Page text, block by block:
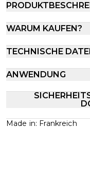
WARUM KAUFEN?
TECHNISCHE
ANWENDUNG
Made in: Frankreich